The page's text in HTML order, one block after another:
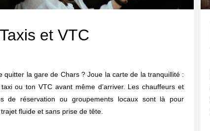
Taxis et VTC
quitter la gare de Chars ? Joue la carte de la tranquillité :
ou ton VTC avant même d’arriver. Les chauffeurs et
de réservation ou groupements locaux sont là pour
fluide et sans prise de tête.